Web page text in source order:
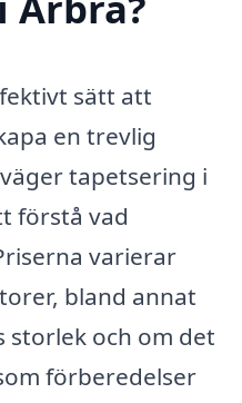
sätt att
en trevlig
tapetsering i
förstå vad
varierar
bland annat
och om det
förberedelser